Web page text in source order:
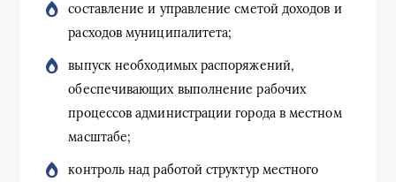
составление и управление сметой доходов и
расходов муниципалитета;
выпуск необходимых распоряжений,
обеспечивающих выполнение рабочих
процессов администрации города в местном
масштабе;
контроль над работой структур местного